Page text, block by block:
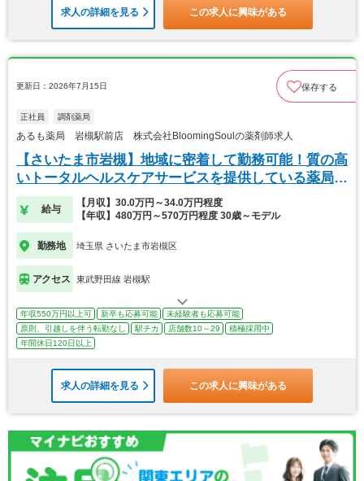
求人の詳細を見る この求人に興味がある
更新日：2026年7月15日 保存する
正社員 調剤薬局
あるも薬局 岩槻駅前店 株式会社BloomingSoulの薬剤師求人
【さいたま市岩槻】地域に密着して勤務可能！質の高
いトータルヘルスケアサービスを提供している薬局で
す。
給与
【月収】30.0万円～34.0万円程度
【年収】480万円～570万円程度 30歳～モデル
勤務地 埼玉県 さいたま市岩槻区
アクセス 東武野田線 岩槻駅
年収550万円以上可 新卒も応募可能
未経験者も応募可能
原則、引越しを伴う転勤なし
駅チカ 店舗数10～29
積極採用中
年間休日120日以上
求人の詳細を見る この求人に興味がある